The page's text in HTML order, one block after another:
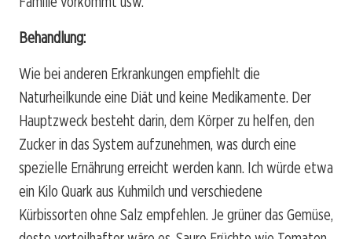
Behandlung:
Wie bei anderen Erkrankungen empfiehlt die
Naturheilkunde eine Diät und keine Medikamente. Der
Hauptzweck besteht darin, dem Körper zu helfen, den
Zucker in das System aufzunehmen, was durch eine
spezielle Ernährung erreicht werden kann. Ich würde etwa
ein Kilo Quark aus Kuhmilch und verschiedene
Kürbissorten ohne Salz empfehlen. Je grüner das Gemüse,